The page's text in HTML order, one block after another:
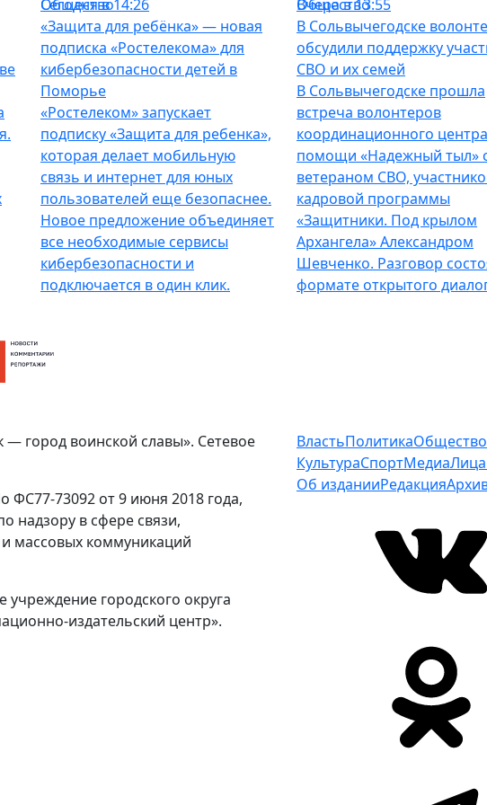
Общество
Сегодня в 14:26
«Защита для ребёнка» — новая
подписка «Ростелекома» для
кибербезопасности детей в
Поморье
«Ростелеком» запускает
подписку «Защита для ребенка»,
которая делает мобильную
связь и интернет для юных
пользователей еще безопаснее.
Новое предложение объединяет
все необходимые сервисы
кибербезопасности и
подключается в один клик.
Общество
Вчера в 13:55
В Сольвычегодске
обсудили поддержку
СВО и их семей
В Сольвычегодске прошла
встреча волонтеров
координационного центра
помощи «Надежный тыл»
ветераном СВО,
кадровой программы
«Защитники. Под крылом
Архангела» Александром
Шевченко. Разговор
формате открытого
— город воинской славы». Сетевое
ФС77-73092 от 9 июня 2018 года,
надзору в сфере связи,
массовых коммуникаций
городского округа
издательский центр».
ВластьПолитикаОбщество
КультураСпортМедиа
Об изданииРедакция